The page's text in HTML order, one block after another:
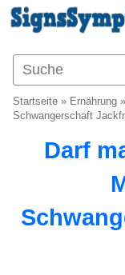
Startseite » Ernährung »
Schwangerschaft
Darf